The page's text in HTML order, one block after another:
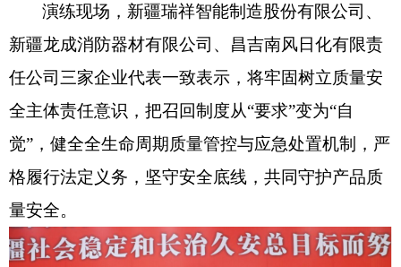
演练现场，新疆瑞祥智能制造股份有限公司、
新疆龙成消防器材有限公司、昌吉南风日化有限责
任公司三家企业代表一致表示 ， 将牢固树立质量安
全主体责任意识，把召回制度从“要求”变为“自
觉”，健全全生命周期质量管控与应急处置机制，严
格履行法定义务，坚守安全底线，共同守护产品质
量安全。